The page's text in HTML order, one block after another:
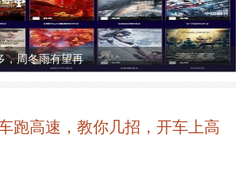
，周冬雨有望再
跑高速，教你几招，开车上高